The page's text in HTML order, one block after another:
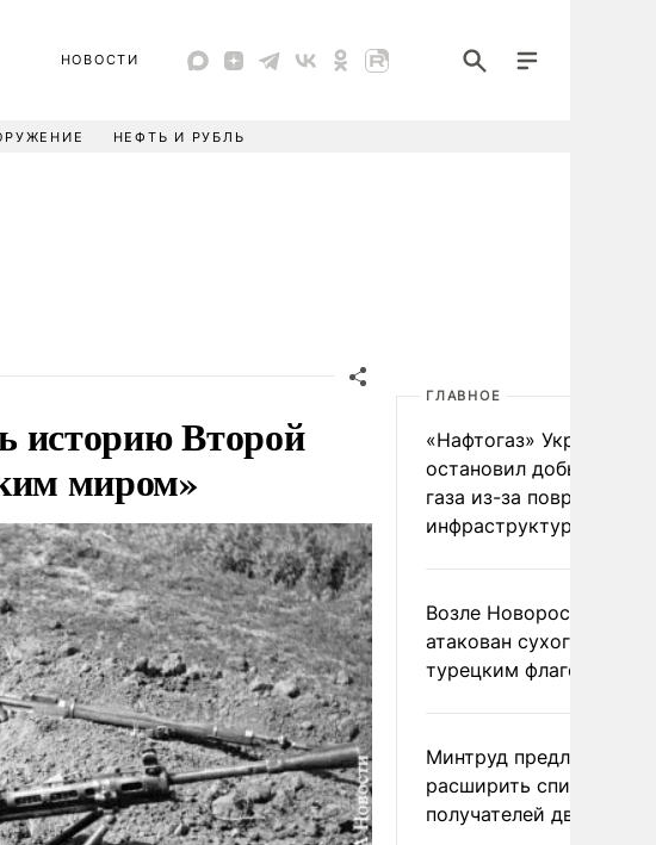
НОВОСТИ
НЕФТЬ И РУБЛЬ
историю Второй
миром»
ГЛАВНОЕ
«Нафтогаз» Украины
остановил добычу
газа из-за повреждения
инфраструктуры
Возле Новороссийска
атакован сухогруз под
турецким флагом
Минтруд предложил
расширить список
получателей двух